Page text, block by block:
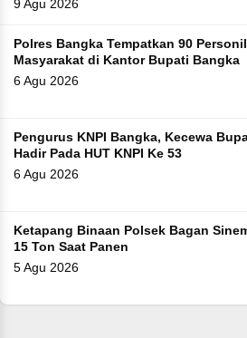
9 Agu 2026
Polres Bangka Tempatkan 90
Masyarakat di Kantor Bupati Bangka
6 Agu 2026
Pengurus KNPI Bangka, Kecewa
Hadir Pada HUT KNPI Ke 53
6 Agu 2026
Ketapang Binaan Polsek Bagan
15 Ton Saat Panen
5 Agu 2026